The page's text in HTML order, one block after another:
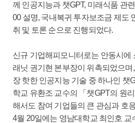
께 인공지능과 챗GPT, 미래식품 관
00 설명, 국내복귀 투자보조금 제도
취 및 토론 순으로 진행되었다.
신규 기업해피모니터로는 안동시에
래닛 권기현 본부장이 위촉되었으
장 핫한 인공지능 기술 중 하나인 챗
학교 유환조 교수의 「챗GPT의 원
해서도 참여 기업들의 큰 관심과 호
4월 20일에는 영남대학교 최인호 교